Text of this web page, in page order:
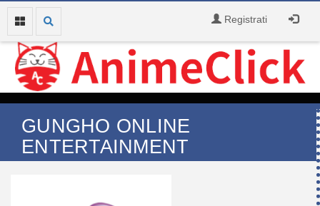
Registrati
GUNGHO ONLINE
ENTERTAINMENT